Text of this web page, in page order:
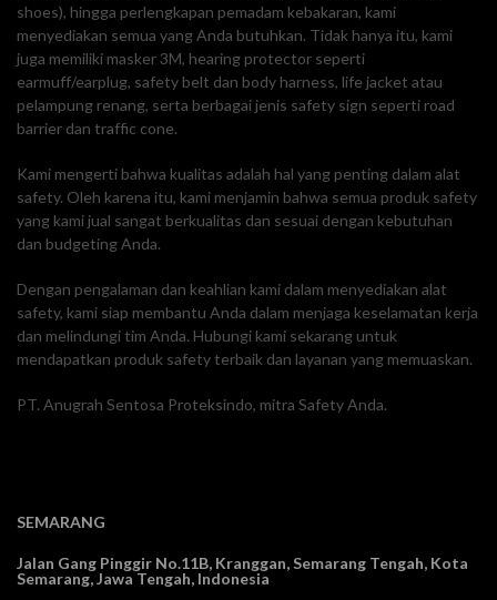
shoes), hingga perlengkapan pemadam kebakaran, kami
menyediakan semua yang Anda butuhkan. Tidak hanya itu, kami
juga memiliki masker 3M, hearing protector seperti
earmuff/earplug, safety belt dan body harness, life jacket atau
pelampung renang, serta berbagai jenis safety sign seperti road
barrier dan traffic cone.
Kami mengerti bahwa kualitas adalah hal yang penting dalam alat
safety. Oleh karena itu, kami menjamin bahwa semua produk safety
yang kami jual sangat berkualitas dan sesuai dengan kebutuhan
dan budgeting Anda.
Dengan pengalaman dan keahlian kami dalam menyediakan alat
safety, kami siap membantu Anda dalam menjaga keselamatan kerja
dan melindungi tim Anda. Hubungi kami sekarang untuk
mendapatkan produk safety terbaik dan layanan yang memuaskan.
PT. Anugrah Sentosa Proteksindo, mitra Safety Anda.
SEMARANG
Jalan Gang Pinggir No.11B, Kranggan,Semarang Tengah, Kota
Semarang, Jawa Tengah, Indonesia